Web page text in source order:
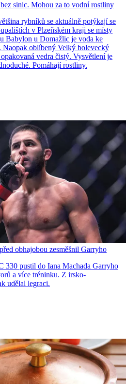
sinic. Mohou za to vodní rostliny
rybníků se aktuálně potýkají se
v Plzeňském kraji se místy
Babylon u Domažlic je voda ke
Naopak oblíbený Velký bolevecký
vedra čistý. Vysvětlení je
Pomáhají rostliny.
obhajobou zesměšnil Garryho
330 pustil do Iana Machada Garryho
a více tréninku. Z irsko-
udělal legraci.